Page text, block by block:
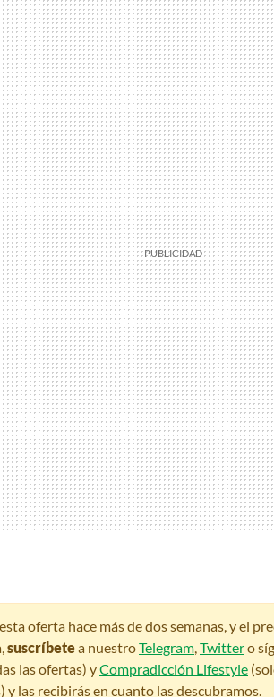
oferta hace más de dos semanas, y el
suscríbetea nuestroTelegram Twittero
las ofertas) yCompradicción Lifestyle
y las recibirás en cuanto las descubramos.